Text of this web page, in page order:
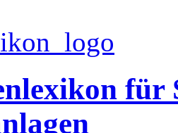
für